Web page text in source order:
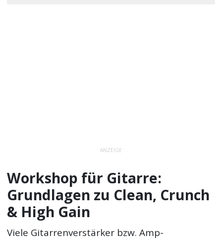
ANZEIGE
Workshop für Gitarre:
Grundlagen zu Clean, Crunch
& High Gain
Viele Gitarrenverstärker bzw. Amp-